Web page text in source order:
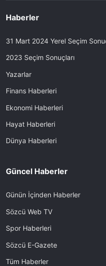
Haberler
31 Mart 2024 Yerel Seçim
2023 Seçim Sonuçları
Yazarlar
Finans Haberleri
Ekonomi Haberleri
Hayat Haberleri
Dünya Haberleri
Güncel Haberler
Günün İçinden Haberler
Sözcü Web TV
Spor Haberleri
Sözcü E-Gazete
Tüm Haberler